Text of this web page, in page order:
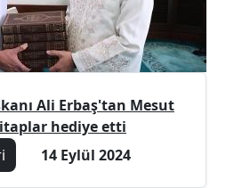
Ali Erbaş'tan Mesut
hediye etti
14 Eylül 2024